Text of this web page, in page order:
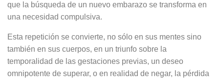
que la búsqueda de un nuevo embarazo se transforma en
una necesidad compulsiva.
Esta repetición se convierte, no sólo en sus mentes sino
también en sus cuerpos, en un triunfo sobre la
temporalidad de las gestaciones previas, un deseo
omnipotente de superar, o en realidad de negar, la pérdida